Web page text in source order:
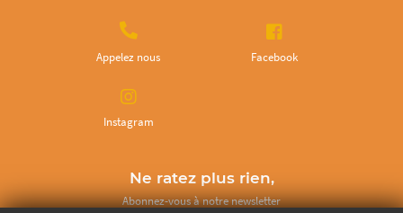
Appelez nous Facebook
Instagram
Ne ratez plus rien,
Abonnez-vous à notre newsletter